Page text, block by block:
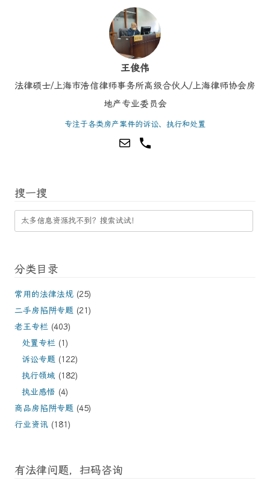
王俊伟
法律硕士/上海市浩信律师事务所高级合伙人/上海律师协会房
地产专业委员会
专注于各类房产案件的诉讼、执行和处置
搜一搜
分类目录
常用的法律法规 (25)
二手房陷阱专题 (21)
老王专栏 (403)
处置专栏 (1)
诉讼专题 (122)
执行领域 (182)
执业感悟 (4)
商品房陷阱专题 (45)
行业资讯 (181)
有法律问题，扫码咨询